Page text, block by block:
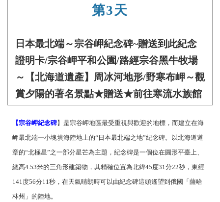
第3天
日本最北端～宗谷岬紀念碑~贈送到此紀念
證明卡/宗谷岬平和公園/路經宗谷黑牛牧場
～【北海道遺產】周冰河地形/野寒布岬～觀
賞夕陽的著名景點★贈送★前往寒流水族館
【宗谷岬紀念碑】是宗谷岬地區最受重視與歡迎的地標，而建立在海
岬最北端一小塊填海陸地上的“日本最北端之地”紀念碑。以北海道道
章的“北極星”之一部分星芒為主題，紀念碑是一個位在圓形平臺上、
總高4.53米的三角形建築物，其精確位置為北緯45度31分22秒，東經
141度56分11秒，在天氣晴朗時可以由紀念碑這頭遙望到俄國「薩哈
林州」的陸地。